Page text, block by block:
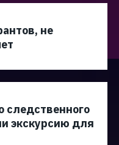
не
следственного
экскурсию для